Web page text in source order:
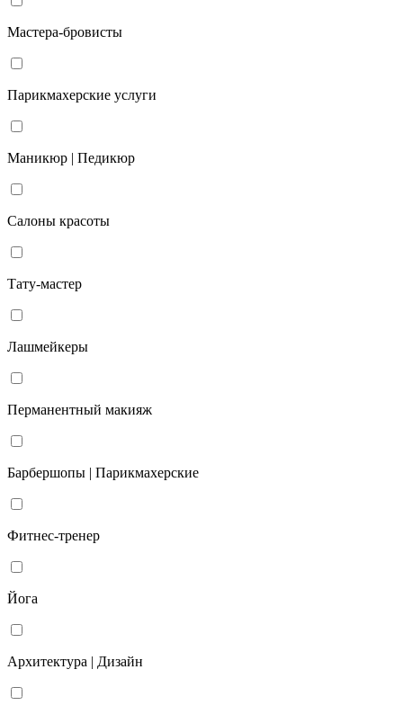
Мастера-бровисты
Парикмахерские услуги
Маникюр | Педикюр
Салоны красоты
Тату-мастер
Лашмейкеры
Перманентный макияж
Барбершопы | Парикмахерские
Фитнес-тренер
Йога
Архитектура | Дизайн